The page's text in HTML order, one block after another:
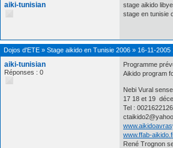
aiki-tunisian
stage aikido
stage en tunisie
Dojos d'ETE » Stage aikido en Tunisie 2006 » 16-11-2005
aiki-tunisian
Réponses : 0
Programme
Aikido program
Nebi Vural
17 18 et 19
Tel :
www.ffab-
René Trognon